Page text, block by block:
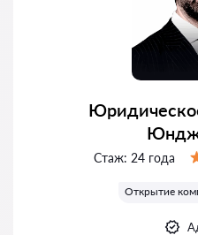
Стаж: 24 года
Открытие